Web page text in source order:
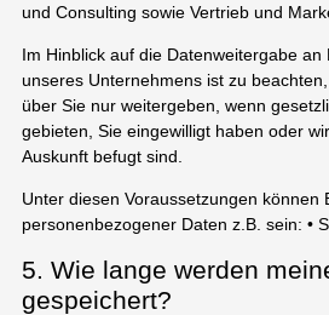
und Consulting sowie Vertrieb und
Im Hinblick auf die Datenweitergabe
unseres Unternehmens ist zu
über Sie nur weitergeben, wenn
gebieten, Sie eingewilligt haben oder
Auskunft befugt sind.
Unter diesen Voraussetzungen können
personenbezogener Daten z.B. sein: •
5. Wie lange werden
gespeichert?